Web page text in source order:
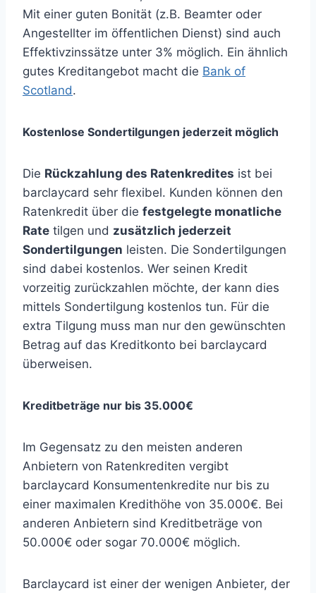
Mit einer guten Bonität (z.B. Beamter oder
Angestellter im öffentlichen Dienst) sind auch
Effektivzinssätze unter 3% möglich. Ein ähnlich
gutes Kreditangebot macht die Bank of
Scotland.
Kostenlose Sondertilgungen jederzeit möglich
Die Rückzahlung des Ratenkredites ist bei
barclaycard sehr flexibel. Kunden können den
Ratenkredit über die festgelegte monatliche
Rate tilgen und zusätzlich jederzeit
Sondertilgungen leisten. Die Sondertilgungen
sind dabei kostenlos. Wer seinen Kredit
vorzeitig zurückzahlen möchte, der kann dies
mittels Sondertilgung kostenlos tun. Für die
extra Tilgung muss man nur den gewünschten
Betrag auf das Kreditkonto bei barclaycard
überweisen.
Kreditbeträge nur bis 35.000€
Im Gegensatz zu den meisten anderen
Anbietern von Ratenkrediten vergibt
barclaycard Konsumentenkredite nur bis zu
einer maximalen Kredithöhe von 35.000€. Bei
anderen Anbietern sind Kreditbeträge von
50.000€ oder sogar 70.000€ möglich.
Barclaycard ist einer der wenigen Anbieter, der